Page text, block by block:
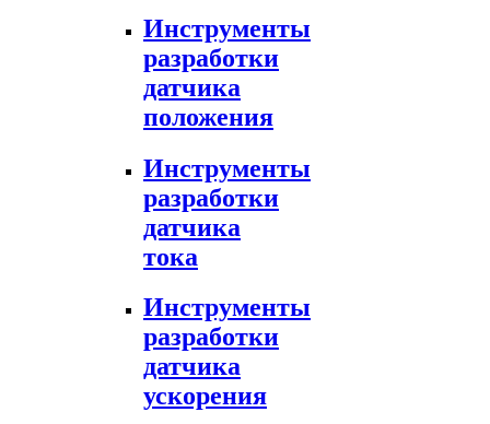
Инструменты
разработки
датчика
положения
Инструменты
разработки
датчика
тока
Инструменты
разработки
датчика
ускорения